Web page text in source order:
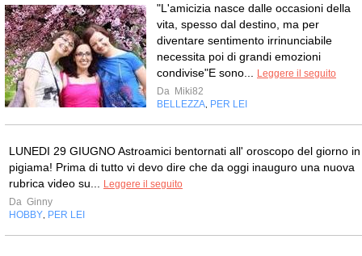
"L'amicizia nasce dalle occasioni della
vita, spesso dal destino, ma per
diventare sentimento irrinunciabile
necessita poi di grandi emozioni
condivise"E sono...
Leggere il seguito
Da Miki82
BELLEZZA PER LEI
LUNEDI 29 GIUGNO Astroamici bentornati all' oroscopo del giorno in
pigiama! Prima di tutto vi devo dire che da oggi inauguro una nuova
rubrica video su...
Leggere il seguito
Da Ginny
HOBBY PER LEI